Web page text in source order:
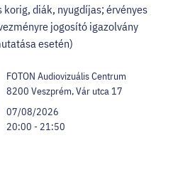
korig, diák, nyugdíjas; érvényes
jogosító igazolvány
esetén)
FOTON Audiovizuális Centrum
8200 Veszprém, Vár utca 17
07/08/2026
20:00 - 21:50